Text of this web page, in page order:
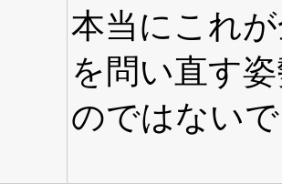
本当にこれ
を問い直す
のではない